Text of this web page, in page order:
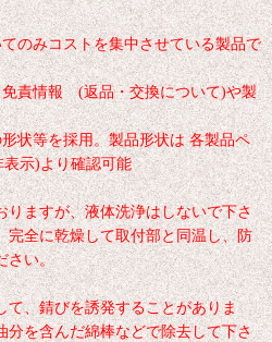
のみコストを集中させている製品で
免責情報 (返品・交換について)や製
状等を採用。製品形状は 各製品ペ
表示)より確認可能
ますが、液体洗浄はしないで下さ
完全に乾燥して取付部と同温し、防
さい。
、錆びを誘発することがありま
分を含んだ綿棒などで除去して下さ